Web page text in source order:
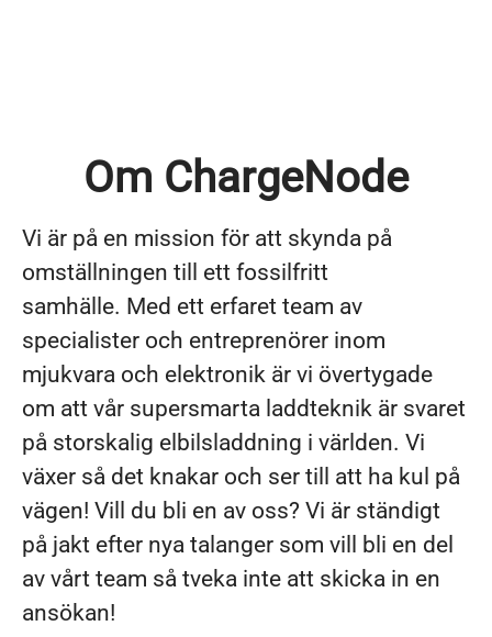
Om ChargeNode
Vi är på en mission för att skynda på
omställningen till ett fossilfritt
samhälle. Med ett erfaret team av
specialister och entreprenörer inom
mjukvara och elektronik är vi övertygade
om att vår supersmarta laddteknik är svaret
på storskalig elbilsladdning i världen. Vi
växer så det knakar och ser till att ha kul på
vägen! Vill du bli en av oss? Vi är ständigt
på jakt efter nya talanger som vill bli en del
av vårt team så tveka inte att skicka in en
ansökan!